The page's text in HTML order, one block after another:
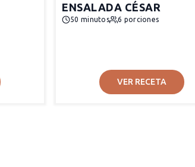
ENSALADA CÉSAR
50 minutos 6 porciones
VER RECETA